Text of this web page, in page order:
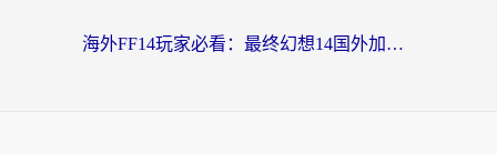
海外FF14玩家必看：最终幻想14国外加速器下载安装全攻略+卡顿解决秘籍